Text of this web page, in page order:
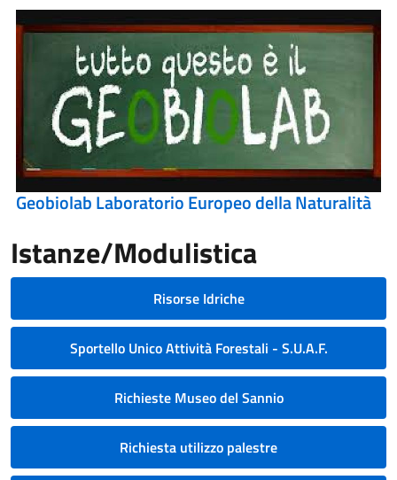
Geobiolab Laboratorio Europeo della Naturalità
Istanze/Modulistica
Risorse Idriche
Sportello Unico Attività Forestali - S.U.A.F.
Richieste Museo del Sannio
Richiesta utilizzo palestre